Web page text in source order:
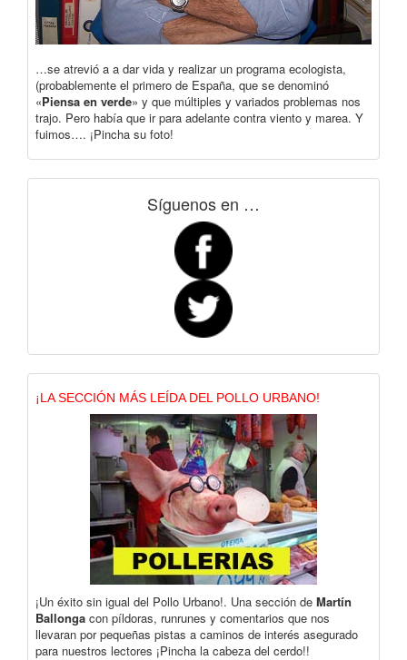
…se atrevió a a dar vida y realizar un programa ecologista,
(probablemente el primero de España, que se denominó
«Piensa en verde» y que múltiples y variados problemas nos
trajo. Pero había que ir para adelante contra viento y marea. Y
fuimos…. ¡Pincha su foto!
Síguenos en …
¡LA SECCIÓN MÁS LEÍDA DEL POLLO URBANO!
¡Un éxito sin igual del Pollo Urbano!. Una sección de Martín
Ballonga con píldoras, runrunes y comentarios que nos
llevaran por pequeñas pistas a caminos de interés asegurado
para nuestros lectores ¡Pincha la cabeza del cerdo!!